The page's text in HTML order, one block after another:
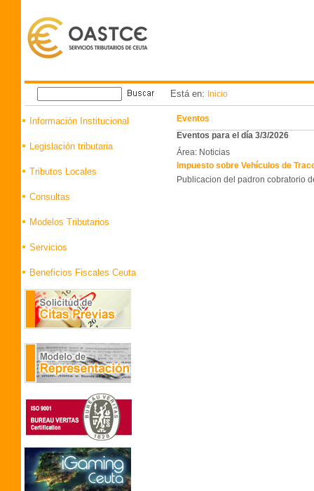
Está en: Inicio
Información Institucional
Legislación tributaria
Tributos Locales
Consultas
Modelos Tributarios
Servicios
Beneficios Fiscales Ceuta
Eventos
Eventos para el día 3/3/2026
Área: Noticias
Impuesto sobre Vehículos de
Publicacion del padron cobratorio